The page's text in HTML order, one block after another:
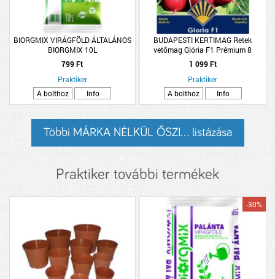
BIORGMIX VIRÁGFÖLD ÁLTALÁNOS
BIORGMIX 10L
799 Ft
Praktiker
A bolthoz
Info
BUDAPESTI KERTIMAG Retek
vetőmag Glória F1 Prémium 8
1 099 Ft
Praktiker
A bolthoz
Info
Többi MÁRKA NÉLKÜL ŐSZI... listázása
Praktiker további termékek
-30%